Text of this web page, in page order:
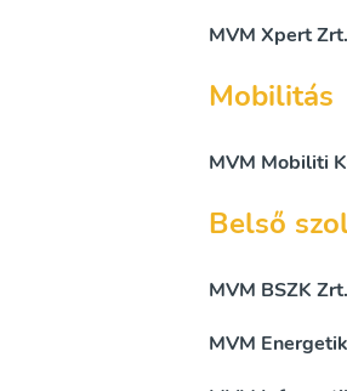
MVM Xpert Zrt.
Mobilitás
MVM Mobiliti
Belső
MVM BSZK Zrt.
MVM